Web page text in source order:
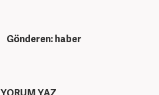
Gönderen: haber